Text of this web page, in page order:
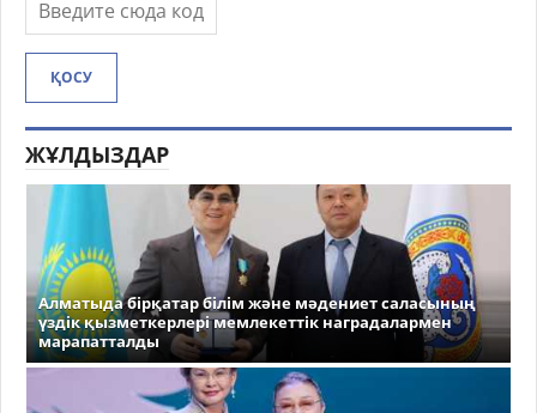
ҚОСУ
ЖҰЛДЫЗДАР
Алматыда бірқатар білім және мәдениет саласының
үздік қызметкерлері мемлекеттік наградалармен
марапатталды